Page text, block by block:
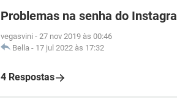
Problemas na senha do
vegasvini - 27 nov 2019 às 00:46
Bella - 17 jul 2022 às 17:32
4 Respostas